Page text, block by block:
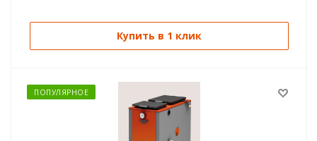
Купить в 1 клик
ПОПУЛЯРНОЕ